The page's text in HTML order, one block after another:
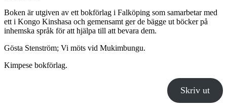
Boken är utgiven av ett bokförlag i Falköping som samarbetar med
ett i Kongo Kinshasa och gemensamt ger de bägge ut böcker på
inhemska språk för att hjälpa till att bevara dem.
Gösta Stenström; Vi möts vid Mukimbungu.
Kimpese bokförlag.
Skriv ut